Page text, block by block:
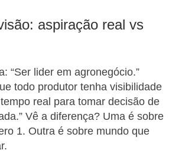
aspiração real vs
“Ser lider em agronegócio.”
todo produtor tenha visibilidade
real para tomar decisão de
Vê a diferença? Uma é sobre
1. Outra é sobre mundo que